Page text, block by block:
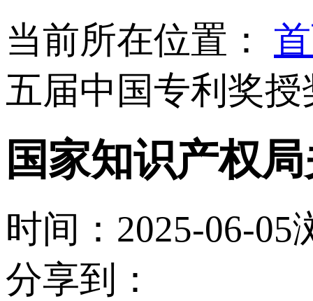
当前所在位置：
五届中国专利奖
国家知识产权
时间：2025-06-05
分享到：